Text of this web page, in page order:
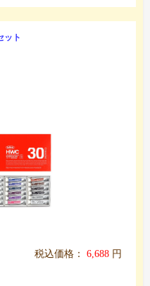
ット
税込価格： 6,688 円